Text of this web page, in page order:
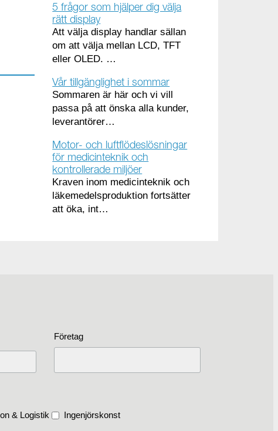
5 frågor som hjälper dig välja
rätt display
Att välja display handlar sällan
om att välja mellan LCD, TFT
eller OLED. …
Vår tillgänglighet i sommar
Sommaren är här och vi vill
passa på att önska alla kunder,
leverantörer…
Motor- och luftflödeslösningar
för medicinteknik och
kontrollerade miljöer
Kraven inom medicinteknik och
läkemedelsproduktion fortsätter
att öka, int…
Företag
& Logistik Ingenjörskonst